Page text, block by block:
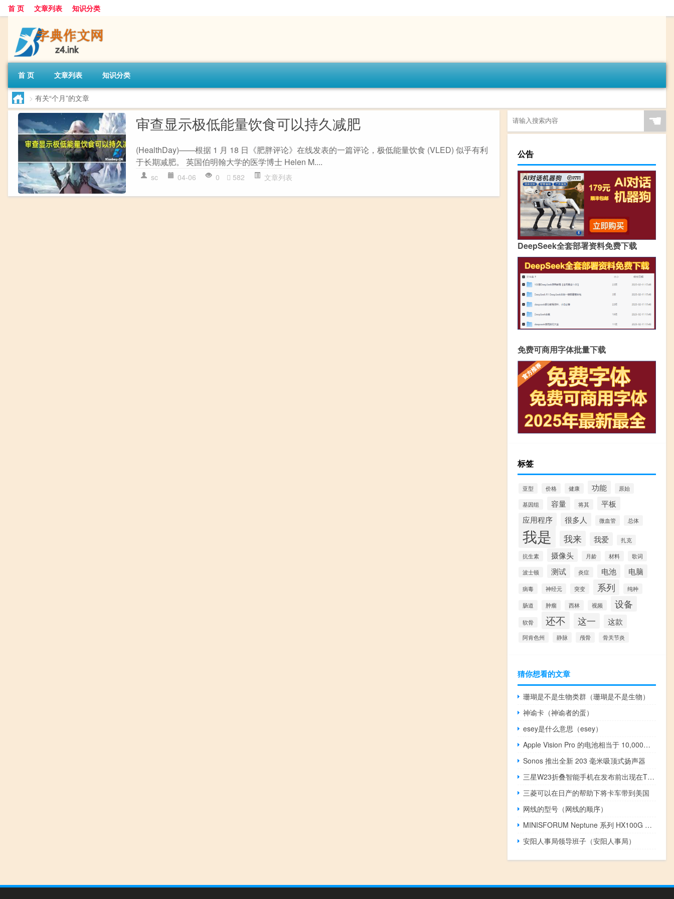
首 页 文章列表 知识分类
首 页 文章列表 知识分类
> 有关“个月”的文章
审查显示极低能量饮食可以持久减肥
(HealthDay)——根据 1 月 18 日《肥胖评论》在线发表的一篇评论，极低能量饮食 (VLED) 似乎有利
于长期减肥。 英国伯明翰大学的医学博士 Helen M....
sc 04-06 0 582 文章列表
☚
公告
DeepSeek全套部署资料免费下载
免费可商用字体批量下载
标签
亚型 价格 健康 功能 原始
基因组 容量 将其
平板
应用程序
很多人 微血管 总体
我是 我来 我爱 扎克
抗生素 摄像头 月龄 材料 歌词
波士顿 测试 炎症 电池 电脑
病毒 神经元 突变 系列 纯种
肠道 肿瘤 西林 视频 设备
软骨 还不 这一 这款
阿肯色州 静脉 颅骨 骨关节炎
猜你想看的文章
珊瑚是不是生物类群（珊瑚是不是生物）
神谕卡（神谕者的蛋）
esey是什么意思（esey）
Apple Vision Pro 的电池相当于 10,000mAh 移动电源
Sonos 推出全新 203 毫米吸顶式扬声器
三星W23折叠智能手机在发布前出现在TENAA
三菱可以在日产的帮助下将卡车带到美国
网线的型号（网线的顺序）
MINISFORUM Neptune 系列 HX100G 首次亮相
安阳人事局领导班子（安阳人事局）